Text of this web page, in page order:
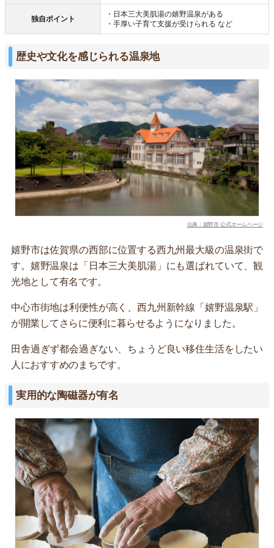
独自ポイント
・日本三大美肌湯の嬉野温泉がある
・手厚い子育て支援が受けられる など
歴史や文化を感じられる温泉地
出典：嬉野市 公式ホームページ
嬉野市は佐賀県の西部に位置する西九州最大級の温泉街で
す。嬉野温泉は「日本三大美肌湯」にも選ばれていて、観
光地として有名です。
中心市街地は利便性が高く、西九州新幹線「嬉野温泉駅」
が開業してさらに便利に暮らせるようになりました。
田舎過ぎず都会過ぎない、ちょうど良い移住生活をしたい
人におすすめのまちです。
実用的な陶磁器が有名